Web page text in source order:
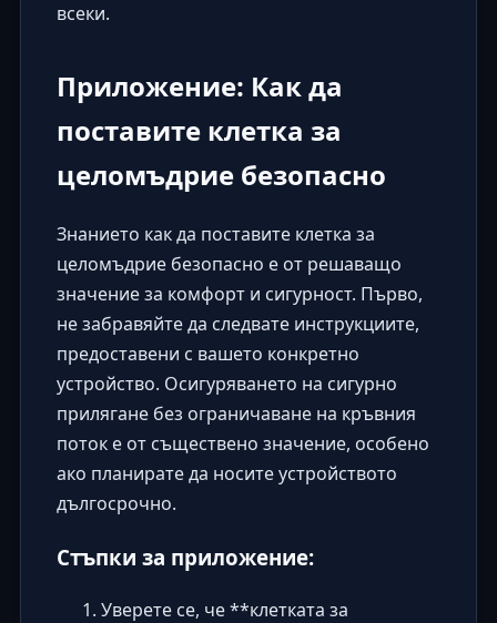
всеки.
Приложение: Как да
поставите клетка за
целомъдрие безопасно
Знанието как да поставите клетка за
целомъдрие безопасно е от решаващо
значение за комфорт и сигурност. Първо,
не забравяйте да следвате инструкциите,
предоставени с вашето конкретно
устройство. Осигуряването на сигурно
прилягане без ограничаване на кръвния
поток е от съществено значение, особено
ако планирате да носите устройството
дългосрочно.
Стъпки за приложение:
Уверете се, че **клетката за